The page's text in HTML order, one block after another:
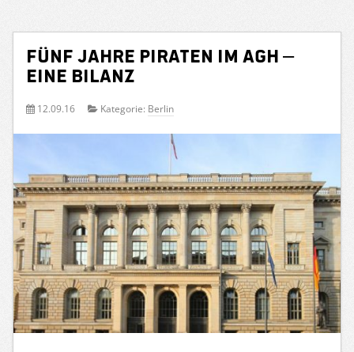
FÜNF Jahre PIRATEN im AGH –
Eine Bilanz
12.09.16 Kategorie: Berlin